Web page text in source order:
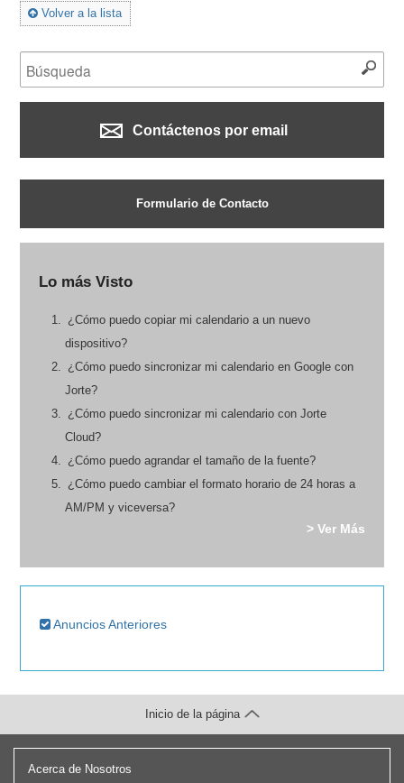
Volver a la lista
Contáctenos por email
Formulario de Contacto
Lo más Visto
¿Cómo puedo copiar mi calendario a un nuevo
dispositivo?
¿Cómo puedo sincronizar mi calendario en Google con
Jorte?
¿Cómo puedo sincronizar mi calendario con Jorte
Cloud?
¿Cómo puedo agrandar el tamaño de la fuente?
¿Cómo puedo cambiar el formato horario de 24 horas a
AM/PM y viceversa?
> Ver Más
Anuncios Anteriores
Acerca de Nosotros
Inicio de la página